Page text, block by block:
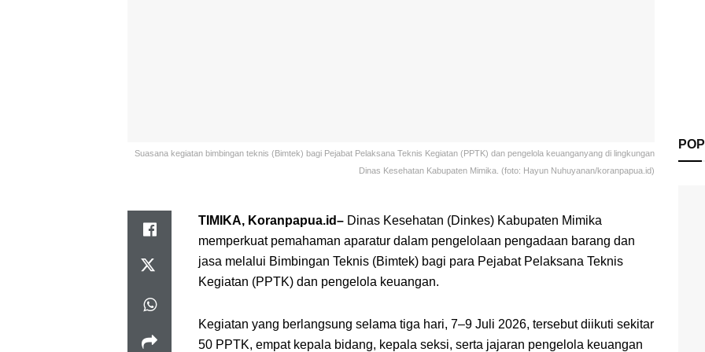
Suasana kegiatan bimbingan teknis (Bimtek) bagi Pejabat Pelaksana Teknis Kegiatan (PPTK) dan pengelola keuanganyang di lingkungan
Dinas Kesehatan Kabupaten Mimika. (foto: Hayun Nuhuyanan/koranpapua.id)
TIMIKA, Koranpapua.id– Dinas Kesehatan (Dinkes) Kabupaten Mimika
memperkuat pemahaman aparatur dalam pengelolaan pengadaan barang dan
jasa melalui Bimbingan Teknis (Bimtek) bagi para Pejabat Pelaksana Teknis
Kegiatan (PPTK) dan pengelola keuangan.
Kegiatan yang berlangsung selama tiga hari, 7–9 Juli 2026, tersebut diikuti sekitar
50 PPTK, empat kepala bidang, kepala seksi, serta jajaran pengelola keuangan